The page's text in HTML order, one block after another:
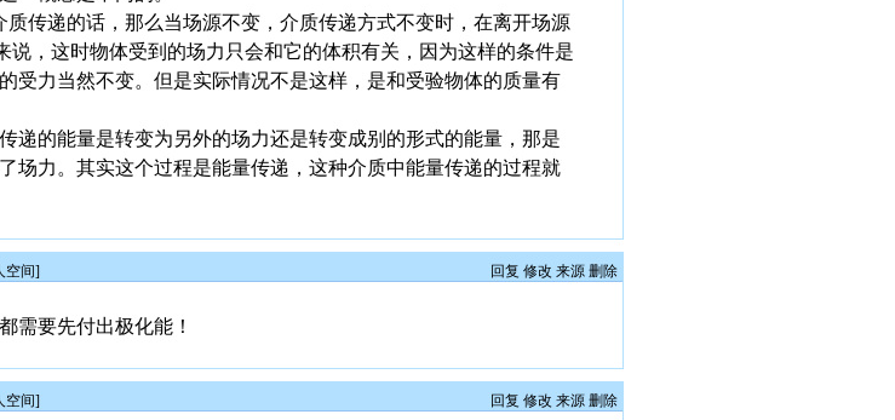
传递的话，那么当场源不变，介质传递方式不变时，在离开场源
，这时物体受到的场力只会和它的体积有关，因为这样的条件是
受力当然不变。但是实际情况不是这样，是和受验物体的质量有
递的能量是转变为另外的场力还是转变成别的形式的能量，那是
场力。其实这个过程是能量传递，这种介质中能量传递的过程就
空间] 回复 修改 来源 删除
需要先付出极化能！
空间] 回复 修改 来源 删除